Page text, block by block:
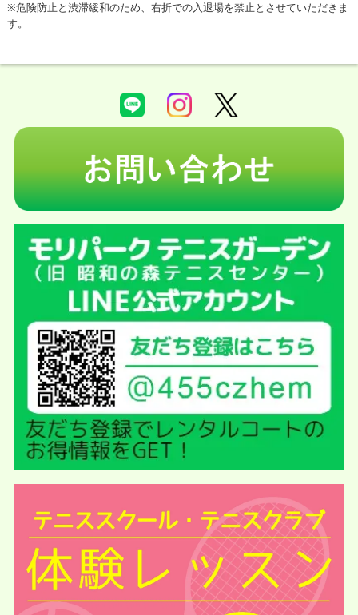
※危険防止と渋滞緩和のため、右折での入退場を禁止とさせていただきま
す。